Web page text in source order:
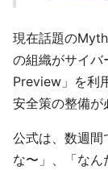
現在話題の
の組織がサイ
Preview」を利
安全策の整備が
公式は、数週間
な〜」、「な